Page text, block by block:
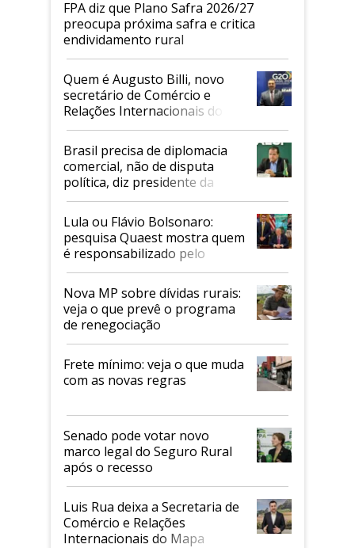
FPA diz que Plano Safra 2026/27
preocupa próxima safra e critica
endividamento rural
Quem é Augusto Billi, novo
secretário de Comércio e
Relações Internacionais do
Mapa
Brasil precisa de diplomacia
comercial, não de disputa
política, diz presidente da
Faesp
Lula ou Flávio Bolsonaro:
pesquisa Quaest mostra quem
é responsabilizado pelo
tarifaço dos EUA
Nova MP sobre dívidas rurais:
veja o que prevê o programa
de renegociação
Frete mínimo: veja o que muda
com as novas regras
Senado pode votar novo
marco legal do Seguro Rural
após o recesso
Luis Rua deixa a Secretaria de
Comércio e Relações
Internacionais do Mapa